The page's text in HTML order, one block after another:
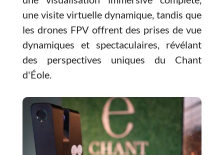
une visite virtuelle dynamique, tandis que
les drones FPV offrent des prises de vue
dynamiques et spectaculaires, révélant
des perspectives uniques du Chant
d'Éole.